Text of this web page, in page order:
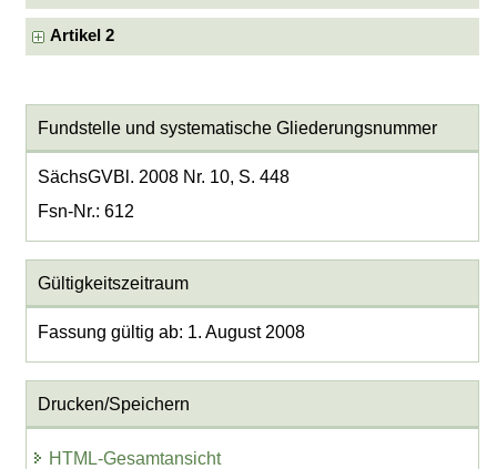
Artikel 2
Fundstelle und systematische Gliederungsnummer
SächsGVBl. 2008 Nr. 10, S. 448
Fsn-Nr.: 612
Gültigkeitszeitraum
Fassung gültig ab: 1. August 2008
Drucken/Speichern
HTML-Gesamtansicht